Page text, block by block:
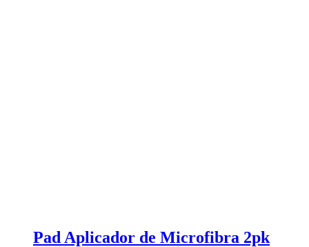
Pad Aplicador de Microfibra 2pk